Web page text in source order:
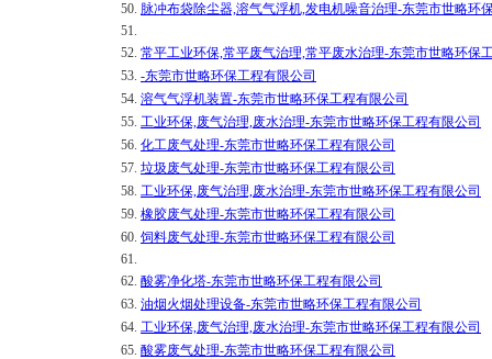
50. 脉冲布袋除尘器,溶气气浮机,发电机噪音治理-东莞市世略环
51.
52. 常平工业环保,常平废气治理,常平废水治理-东莞市世略环保
53. -东莞市世略环保工程有限公司
54. 溶气气浮机装置-东莞市世略环保工程有限公司
55. 工业环保,废气治理,废水治理-东莞市世略环保工程有限公司
56. 化工废气处理-东莞市世略环保工程有限公司
57. 垃圾废气处理-东莞市世略环保工程有限公司
58. 工业环保,废气治理,废水治理-东莞市世略环保工程有限公司
59. 橡胶废气处理-东莞市世略环保工程有限公司
60. 饲料废气处理-东莞市世略环保工程有限公司
61.
62. 酸雾净化塔-东莞市世略环保工程有限公司
63. 油烟火烟处理设备-东莞市世略环保工程有限公司
64. 工业环保,废气治理,废水治理-东莞市世略环保工程有限公司
65. 酸雾废气处理-东莞市世略环保工程有限公司